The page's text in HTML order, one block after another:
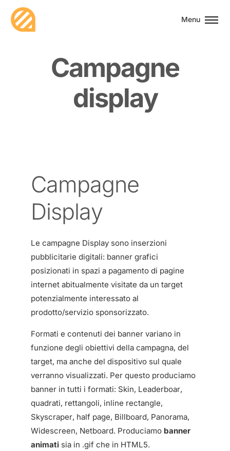
Menu
Campagne
display
Campagne
Display
Le campagne Display sono inserzioni
pubblicitarie digitali: banner grafici
posizionati in spazi a pagamento di pagine
internet abitualmente visitate da un target
potenzialmente interessato al
prodotto/servizio sponsorizzato.
Formati e contenuti dei banner variano in
funzione degli obiettivi della campagna, del
target, ma anche del dispositivo sul quale
verranno visualizzati. Per questo produciamo
banner in tutti i formati: Skin, Leaderboar,
quadrati, rettangoli, inline rectangle,
Skyscraper, half page, Billboard, Panorama,
Widescreen, Netboard. Produciamo banner
animati sia in .gif che in HTML5.